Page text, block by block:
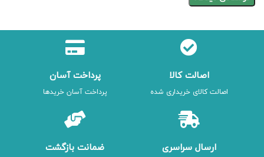
اصالت کالا
اصالت کالای خریداری شده
پرداخت آسان
پرداخت آسان خریدها
ارسال سراسری ضمانت بازگشت